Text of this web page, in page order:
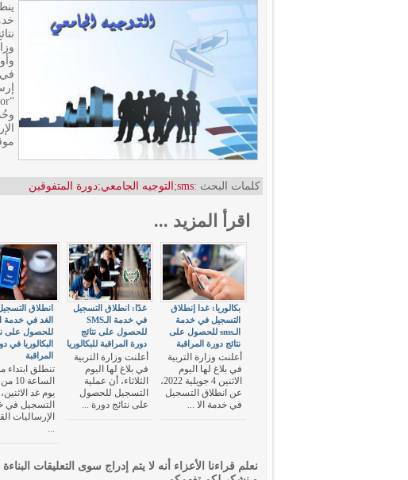
في
“or” ثم “فراغ” ثم “رقم البكالوريا”.
كلمات البحث :sms
; التوجيه الجامعي;دورة المتفوقين
اقرأ المزيد ...
انطلاق
للحصول على
البكالوريا في
المراقبة
تنطلق ابتداء
يوم غد
التسجيل في
الإرساليات
...
غدًا: انطلاق التسجيل
في خدمة الـSMS
للحصول على نتائج
دورة المراقبة للبكالوريا
أعلنت وزارة التربية
في بلاغ لها اليوم
الثلاثاء، أن عملية
التسجيل للحصول
على نتائج دورة ...
بكالوريا: غدا إنطلاق
التسجيل في خدمة
الـsms للحصول على
نتائج دورة المراقبة
أعلنت وزارة التربية
في بلاغ لها اليوم
الاثنين 4 جويلية 2022،
عن انطلاق التسجيل
في خدمة الا ...
نعلم قراءنا الأعزاء أنه لا يتم إدراج سوى التعليقات